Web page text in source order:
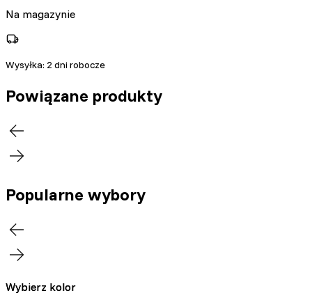
Na magazynie
Wysyłka: 2 dni robocze
Powiązane produkty
Popularne wybory
Wybierz kolor
Wybierz kolor